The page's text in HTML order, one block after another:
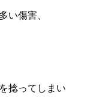
い傷害、
捻ってしまい